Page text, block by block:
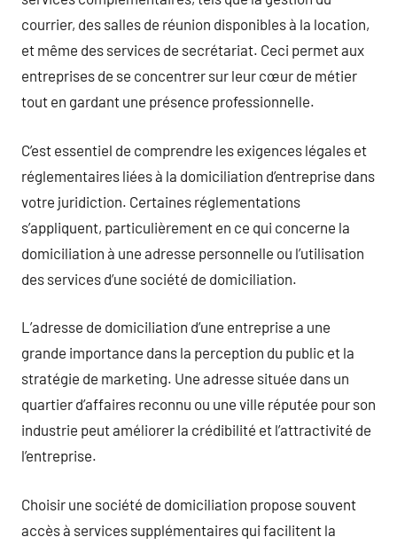
courrier, des salles de réunion disponibles à la location,
et même des services de secrétariat. Ceci permet aux
entreprises de se concentrer sur leur cœur de métier
tout en gardant une présence professionnelle.
C’est essentiel de comprendre les exigences légales et
réglementaires liées à la domiciliation d’entreprise dans
votre juridiction. Certaines réglementations
s’appliquent, particulièrement en ce qui concerne la
domiciliation à une adresse personnelle ou l’utilisation
des services d’une société de domiciliation.
L’adresse de domiciliation d’une entreprise a une
grande importance dans la perception du public et la
stratégie de marketing. Une adresse située dans un
quartier d’affaires reconnu ou une ville réputée pour son
industrie peut améliorer la crédibilité et l’attractivité de
l’entreprise.
Choisir une société de domiciliation propose souvent
accès à services supplémentaires qui facilitent la